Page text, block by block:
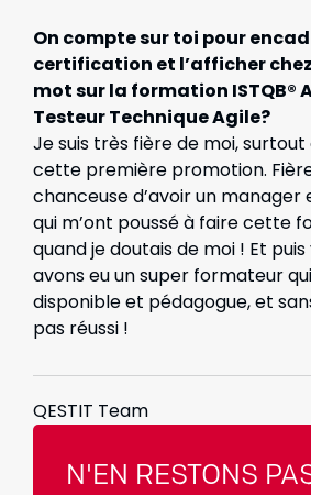
On compte sur toi pour
certification et l’afficher
mot sur la formation ISTQB®
Testeur Technique Agile?
Je suis très fière de moi,
cette première promotion.
chanceuse d’avoir un
qui m’ont poussé à faire cette
quand je doutais de moi ! Et
avons eu un super formateur
disponible et pédagogue, et
pas réussi !
QESTIT Team
N'EN RESTONS